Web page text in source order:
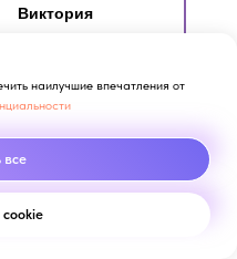
Виктория
появятся вопросы.
наилучшие впечатления от
все
cookie